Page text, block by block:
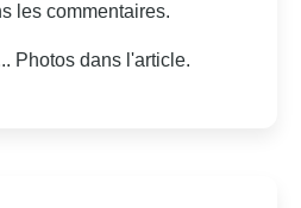
les commentaires.
Photos dans l'article.